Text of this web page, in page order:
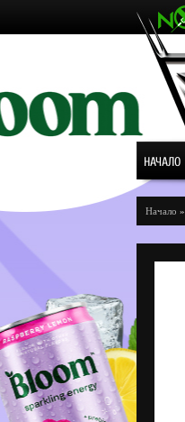
НАЧАЛО
Начало »